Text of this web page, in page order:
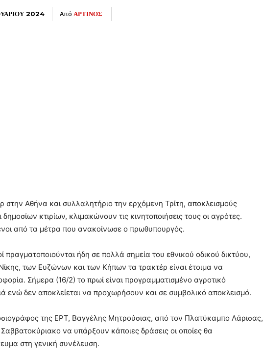
2024 Από ΑΡΤΙΝΟΣ
στην Αθήνα και συλλαλητήριο την ερχόμενη Τρίτη, αποκλεισμούς
κτιρίων, κλιμακώνουν τις κινητοποιήσεις τους οι αγρότες.
από τα μέτρα που ανακοίνωσε ο πρωθυπουργός.
πραγματοποιούνται ήδη σε πολλά σημεία του εθνικού οδικού δικτύου,
των Ευζώνων και των Κήπων τα τρακτέρ είναι έτοιμα να
Σήμερα (16/2) το πρωί είναι προγραμματισμένο αγροτικό
ενώ δεν αποκλείεται να προχωρήσουν και σε συμβολικό αποκλεισμό.
της ΕΡΤ, Βαγγέλης Μητρούσιας, από τον Πλατύκαμπο Λάρισας,
Σαββατοκύριακο να υπάρξουν κάποιες δράσεις οι οποίες θα
στη γενική συνέλευση.